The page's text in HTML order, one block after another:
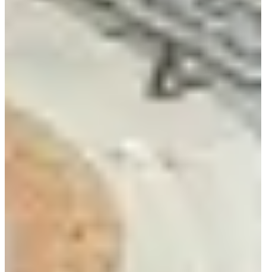
文化公園站14號出口。
現代Premium Outlet金浦店地址경기 김포시
고촌읍 아라육로152번길 100，搭首爾地鐵9號線開花站(개화역)2號出口，
轉搭綠色公車16號抵達，營業時間10:30至21:00。
現代Outlet加山店地址서울 금천구 디지털로10
길 9，最近是首爾地鐵1、7號線加山數碼園區站(가산디지털단지역)5號出
口，營業時間週一至四10:30至21:00；週五至日10:30至21:30。
CONNECT HYUNDAI 釜山地址부
東大門Outlet營業時間是？
週五至日10:30至21:30，地址서울 중구 장충단로 13길 20，近東大門歷史